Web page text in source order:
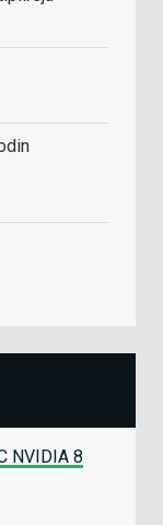
NVIDIA 8